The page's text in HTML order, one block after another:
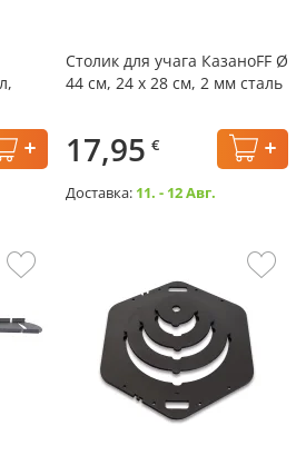
Столик для учага КазаноFF Ø
44 см, 24 x 28 см, 2 мм сталь
17,95 €
Доставка: 11. - 12 Авг.